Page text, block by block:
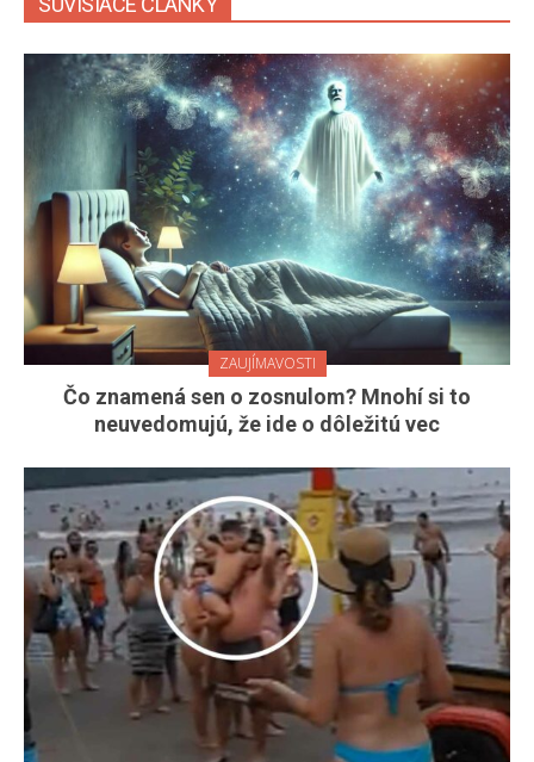
ZAUJÍMAVOSTI
Čo znamená sen o zosnulom? Mnohí si to
neuvedomujú, že ide o dôležitú vec